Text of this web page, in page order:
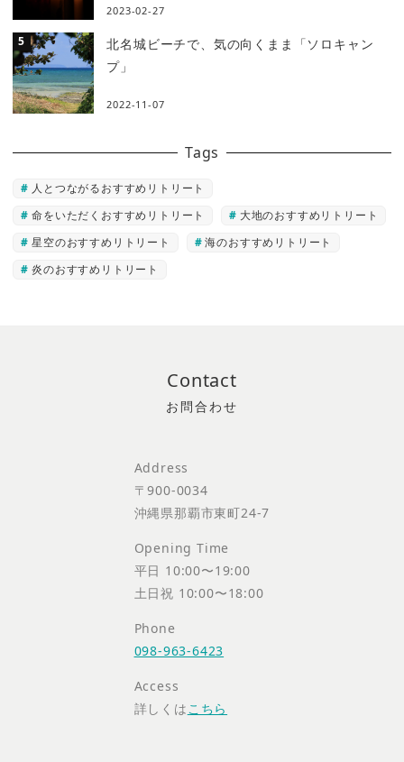
2023-02-27
北名城ビーチで、気の向くまま「ソロキャン
プ」
2022-11-07
Tags
人とつながるおすすめリトリート
命をいただくおすすめリトリート
大地のおすすめリトリート
星空のおすすめリトリート
海のおすすめリトリート
炎のおすすめリトリート
Contact
Address
〒900-0034
沖縄県那覇市東町24-7
Opening Time
平日 10:00〜19:00
土日祝 10:00〜18:00
Phone
098-963-6423
Access
詳しくはこちら